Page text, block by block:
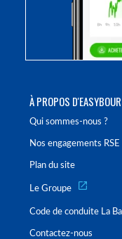
À PROPOS
Qui sommes-nous ?
Nos engagements RSE
Plan du site
Le Groupe
Code de conduite La
Contactez-nous